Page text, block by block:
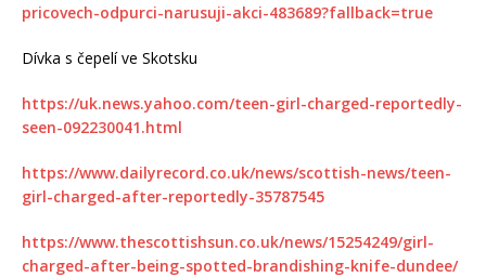
pricovech-odpurci-narusuji-akci-483689?fallback=true
Dívka s čepelí ve Skotsku
https://uk.news.yahoo.com/teen-girl-charged-reportedly-
seen-092230041.html
https://www.dailyrecord.co.uk/news/scottish-news/teen-
girl-charged-after-reportedly-35787545
https://www.thescottishsun.co.uk/news/15254249/girl-
charged-after-being-spotted-brandishing-knife-dundee/